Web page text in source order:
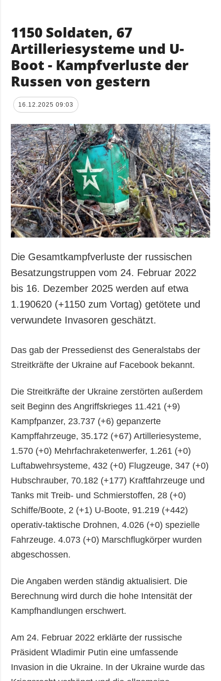
1150 Soldaten, 67
Artilleriesysteme und U-
Boot - Kampfverluste der
Russen von gestern
16.12.2025 09:03
Die Gesamtkampfverluste der russischen
Besatzungstruppen vom 24. Februar 2022
bis 16. Dezember 2025 werden auf etwa
1.190620 (+1150 zum Vortag) getötete und
verwundete Invasoren geschätzt.
Das gab der Pressedienst des Generalstabs der
Streitkräfte der Ukraine auf Facebook bekannt.
Die Streitkräfte der Ukraine zerstörten außerdem
seit Beginn des Angriffskrieges 11.421 (+9)
Kampfpanzer, 23.737 (+6) gepanzerte
Kampffahrzeuge, 35.172 (+67) Artilleriesysteme,
1.570 (+0) Mehrfachraketenwerfer, 1.261 (+0)
Luftabwehrsysteme, 432 (+0) Flugzeuge, 347 (+0)
Hubschrauber, 70.182 (+177) Kraftfahrzeuge und
Tanks mit Treib- und Schmierstoffen, 28 (+0)
Schiffe/Boote, 2 (+1) U-Boote, 91.219 (+442)
operativ-taktische Drohnen, 4.026 (+0) spezielle
Fahrzeuge. 4.073 (+0) Marschflugkörper wurden
abgeschossen.
Die Angaben werden ständig aktualisiert. Die
Berechnung wird durch die hohe Intensität der
Kampfhandlungen erschwert.
Am 24. Februar 2022 erklärte der russische
Präsident Wladimir Putin eine umfassende
Invasion in die Ukraine. In der Ukraine wurde das